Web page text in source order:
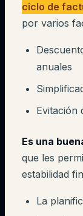
ciclo de
por varios
anuales
Evitación
Es una
que les
estabilidad
La